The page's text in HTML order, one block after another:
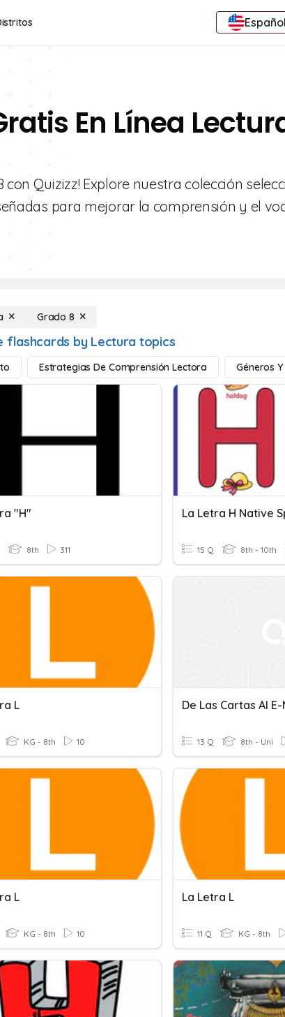
En Línea
Quizizz! Explore nuestra colección
para mejorar la comprensión y el
Grado 8
flashcards by Lectura topics
Estrategias De Comprensión Lectora Géneros
"h"
8th 311
La Letra H Native
15 Q 8th - 10th
L
KG - 8th 10
De Las Cartas Al
13 Q 8th - Uni
L
KG - 8th 10
La Letra L
11 Q KG - 8th